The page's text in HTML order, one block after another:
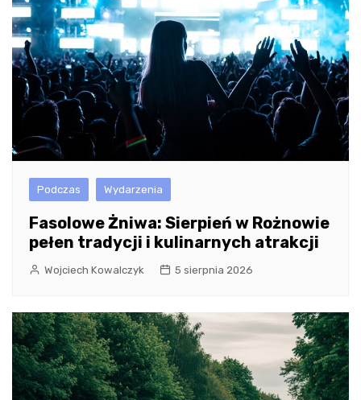
Podczas Wydarzenia
Fasolowe Żniwa: Sierpień w Rożnowie
pełen tradycji i kulinarnych atrakcji
Wojciech Kowalczyk 5 sierpnia 2026